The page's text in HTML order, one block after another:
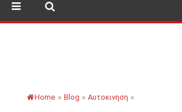
Home » Blog » Αυτοκινηση »